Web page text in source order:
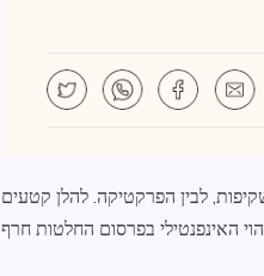
לבין הפרקטיקה. להלן קטעים
האינפנטילי בפרסום החלטות חרף